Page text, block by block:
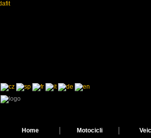
Home Motocicli